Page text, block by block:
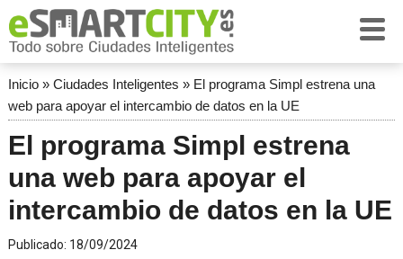
Inicio» Ciudades Inteligentes » El programa Simpl estrena una
web para apoyar el intercambio de datos en la UE
El programa Simpl estrena
una web para apoyar el
intercambio de datos en la UE
Publicado: 18/09/2024